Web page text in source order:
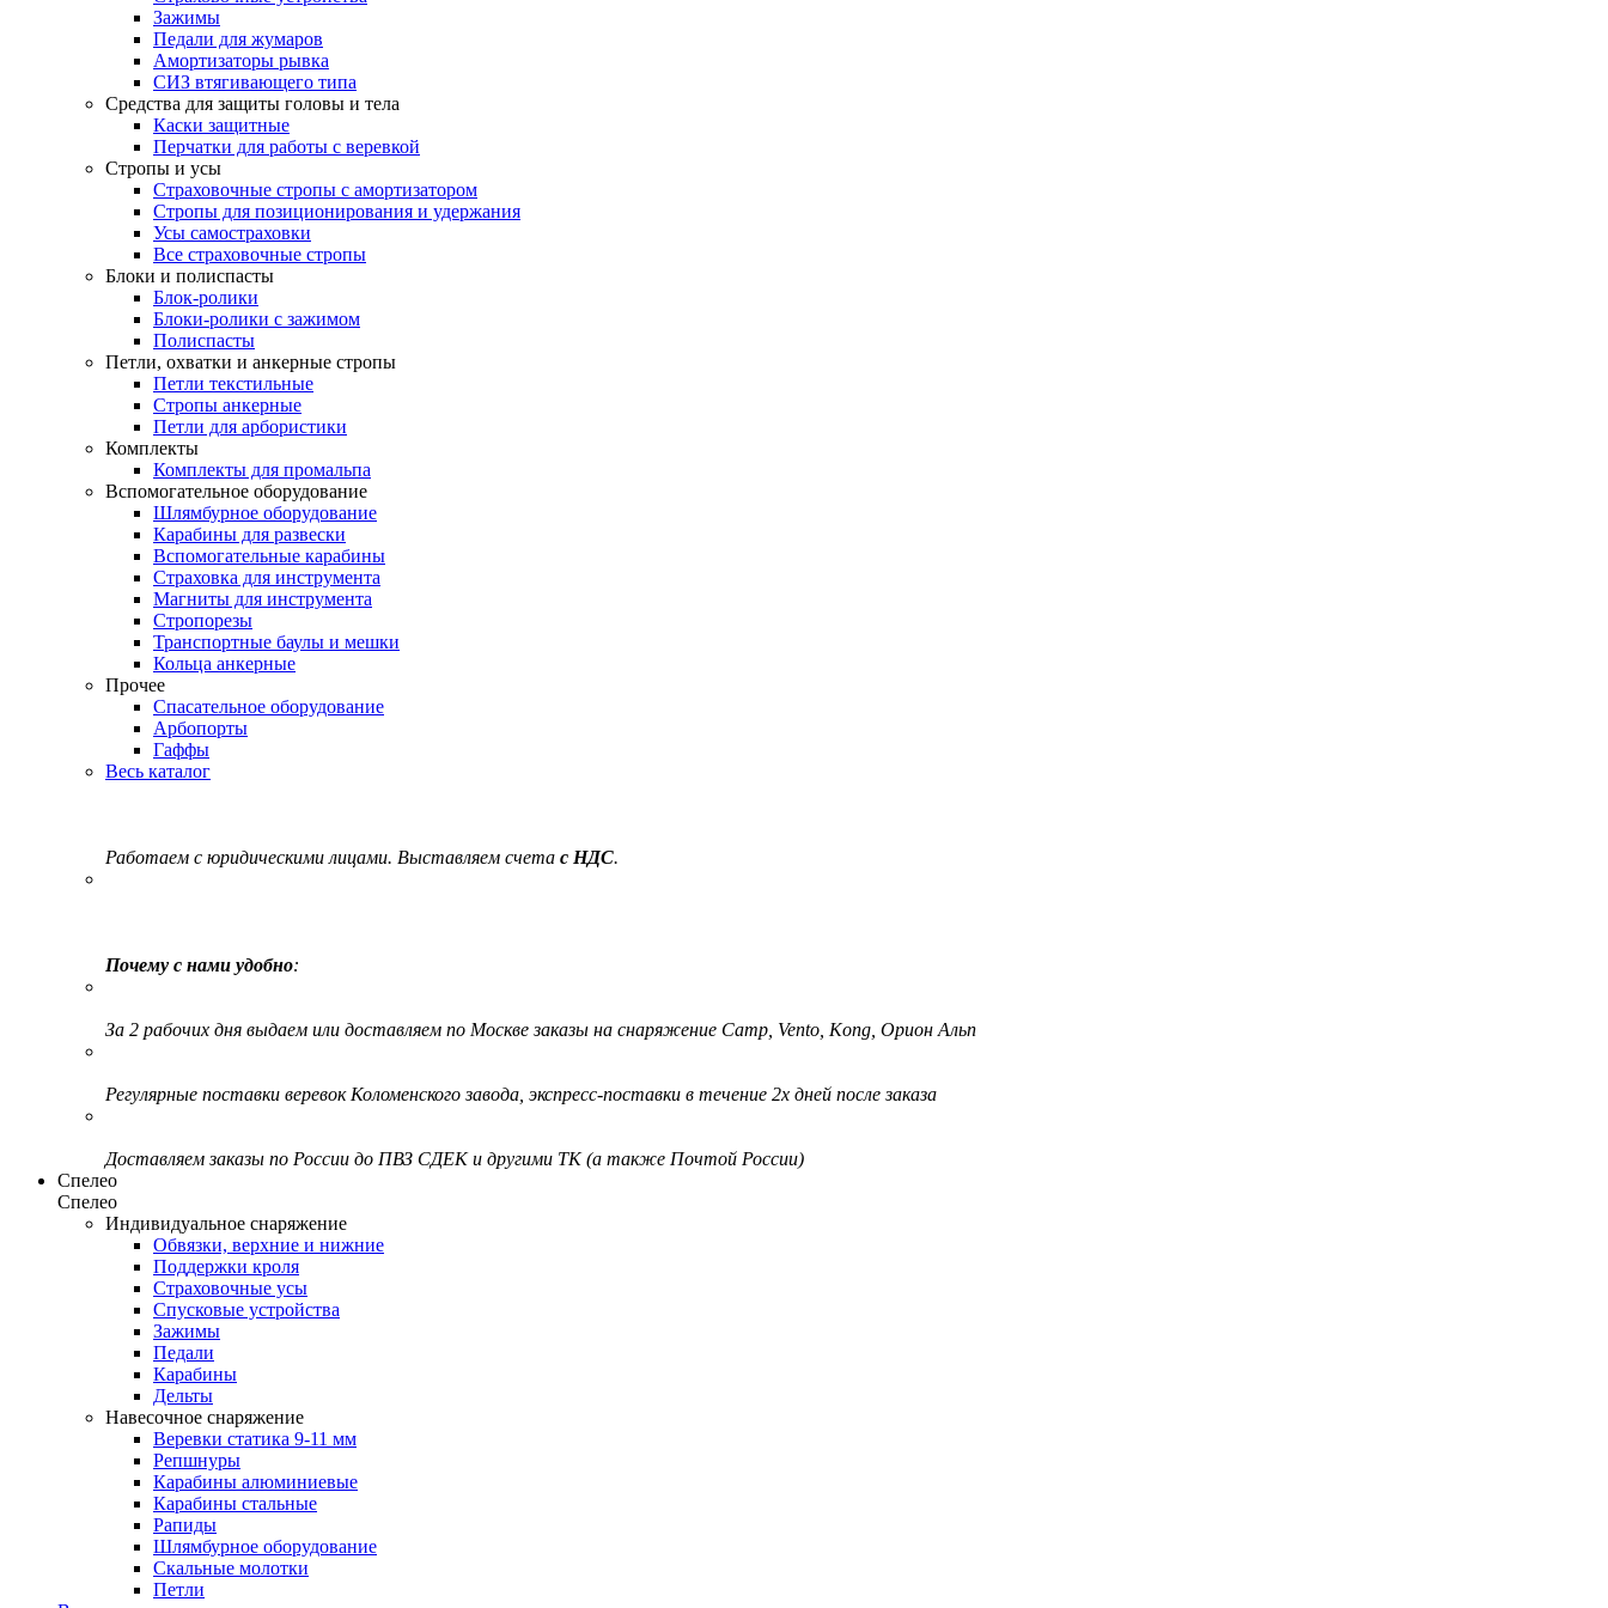
Зажимы
Педали для жумаров
Амортизаторы рывка
СИЗ втягивающего типа
Средства для защиты головы и тела
Каски защитные
Перчатки для работы с веревкой
Стропы и усы
Страховочные стропы с амортизатором
Стропы для позиционирования и удержания
Усы самостраховки
Все страховочные стропы
Блоки и полиспасты
Блок-ролики
Блоки-ролики с зажимом
Полиспасты
Петли, охватки и анкерные стропы
Петли текстильные
Стропы анкерные
Петли для арбористики
Комплекты
Комплекты для промальпа
Вспомогательное оборудование
Шлямбурное оборудование
Карабины для развески
Вспомогательные карабины
Страховка для инструмента
Магниты для инструмента
Стропорезы
Транспортные баулы и мешки
Кольца анкерные
Прочее
Спасательное оборудование
Арбопорты
Гаффы
Весь каталог
Работаем с юридическими лицами. Выставляем счета с НДС.
Почему с нами удобно:
За 2 рабочих дня выдаем или доставляем по Москве заказы на снаряжение Camp, Vento, Kong, Орион Альп
Регулярные поставки веревок Коломенского завода, экспресс-поставки в течение 2х дней после заказа
Доставляем заказы по России до ПВЗ СДЕК и другими ТК (а также Почтой России)
Спелео
Спелео
Индивидуальное снаряжение
Обвязки, верхние и нижние
Поддержки кроля
Страховочные усы
Спусковые устройства
Зажимы
Педали
Карабины
Дельты
Навесочное снаряжение
Веревки статика 9-11 мм
Репшнуры
Карабины алюминиевые
Карабины стальные
Рапиды
Шлямбурное оборудование
Скальные молотки
Петли